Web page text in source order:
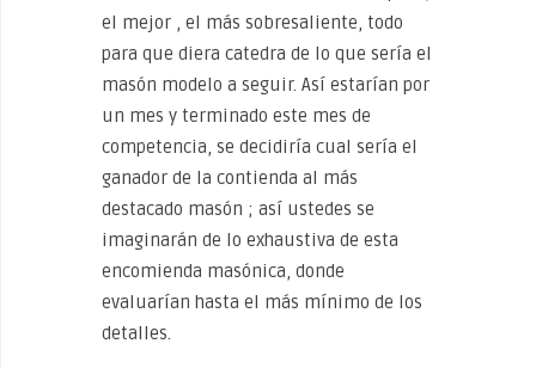
el mejor , el más sobresaliente, todo
para que diera catedra de lo que sería el
masón modelo a seguir. Así estarían por
un mes y terminado este mes de
competencia, se decidiría cual sería el
ganador de la contienda al más
destacado masón ; así ustedes se
imaginarán de lo exhaustiva de esta
encomienda masónica, donde
evaluarían hasta el más mínimo de los
detalles.